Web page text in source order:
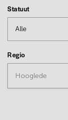
Statuut
Regio